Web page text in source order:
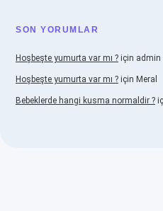
SON YORUMLAR
Hoşbeşte yumurta var mı ? için admin
Hoşbeşte yumurta var mı ? için Meral
Bebeklerde hangi kusma normaldir ?